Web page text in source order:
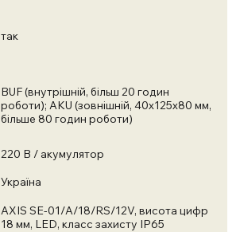
так
BUF (внутрішній, більш 20 годин
роботи); AKU (зовнішній, 40х125х80 мм,
більше 80 годин роботи)
220 В / акумулятор
Україна
AXIS SE-01/А/18/RS/12V, висота цифр
18 мм, LED, класс захисту IP65